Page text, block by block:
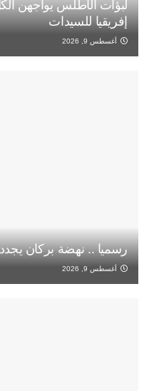
لبؤات الأطلس يواجهن
إفريقيا للسيدات
أغسطس 9, 2026
رسميا .. نهضة بركان
أغسطس 9, 2026